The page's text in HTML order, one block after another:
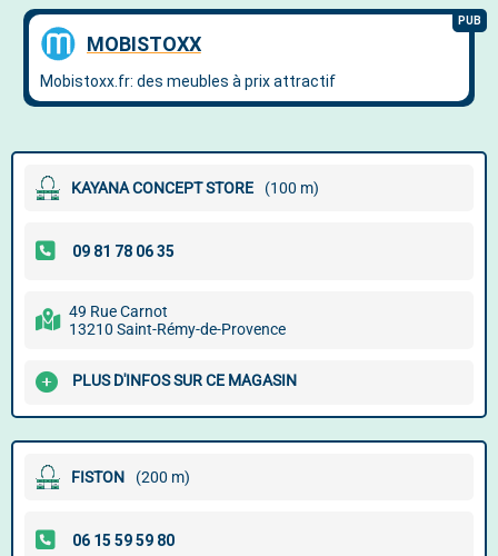
KAYANA CONCEPT STORE (100 m)
49 Rue Carnot
13210 Saint-Rémy-de-Provence
PLUS D'INFOS SUR CE MAGASIN
FISTON (200 m)